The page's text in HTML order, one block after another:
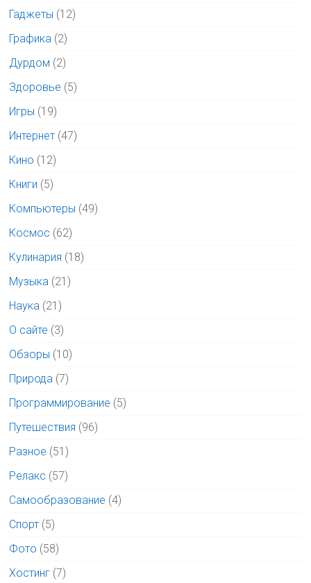
Гаджеты (12)
Графика (2)
Дурдом (2)
Здоровье (5)
Игры (19)
Интернет (47)
Кино (12)
Книги (5)
Компьютеры (49)
Космос (62)
Кулинария (18)
Музыка (21)
Наука (21)
О сайте (3)
Обзоры (10)
Природа (7)
Программирование (5)
Путешествия (96)
Разное (51)
Релакс (57)
Самообразование (4)
Спорт (5)
Фото (58)
Хостинг (7)